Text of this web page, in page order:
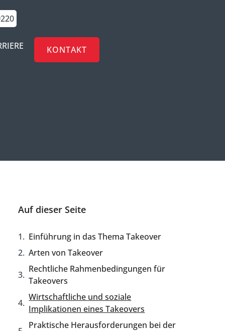
KONTAKT
Auf dieser Seite
Einführung in das Thema Takeover
Arten von Takeover
Rechtliche Rahmenbedingungen für
Takeovers
Wirtschaftliche und soziale
Implikationen eines Takeovers
Praktische Herausforderungen bei der